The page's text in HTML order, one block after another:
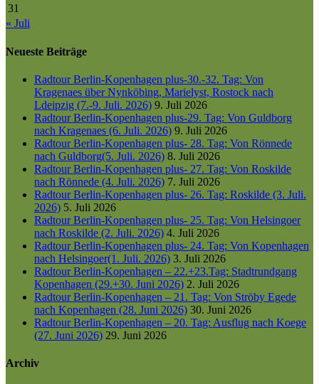
31
« Juli
Neueste Beiträge
Radtour Berlin-Kopenhagen plus-30.-32. Tag: Von
Kragenaes über Nynköbing, Marielyst, Rostock nach
Ldeipzig (7.-9. Juli. 2026) 9. Juli 2026
Radtour Berlin-Kopenhagen plus-29. Tag: Von Guldborg
nach Kragenaes (6. Juli. 2026) 9. Juli 2026
Radtour Berlin-Kopenhagen plus- 28. Tag: Von Rönnede
nach Guldborg(5. Juli. 2026) 8. Juli 2026
Radtour Berlin-Kopenhagen plus- 27. Tag: Von Roskilde
nach Rönnede (4. Juli. 2026) 7. Juli 2026
Radtour Berlin-Kopenhagen plus- 26. Tag: Roskilde (3. Juli.
2026) 5. Juli 2026
Radtour Berlin-Kopenhagen plus- 25. Tag: Von Helsingoer
nach Roskilde (2. Juli. 2026) 4. Juli 2026
Radtour Berlin-Kopenhagen plus- 24. Tag: Von Kopenhagen
nach Helsingoer(1. Juli. 2026) 3. Juli 2026
Radtour Berlin-Kopenhagen – 22.+23.Tag: Stadtrundgang
Kopenhagen (29.+30. Juni 2026) 2. Juli 2026
Radtour Berlin-Kopenhagen – 21. Tag: Von Ströby Egede
nach Kopenhagen (28. Juni 2026) 30. Juni 2026
Radtour Berlin-Kopenhagen – 20. Tag: Ausflug nach Koege
(27. Juni 2026) 29. Juni 2026
Archiv